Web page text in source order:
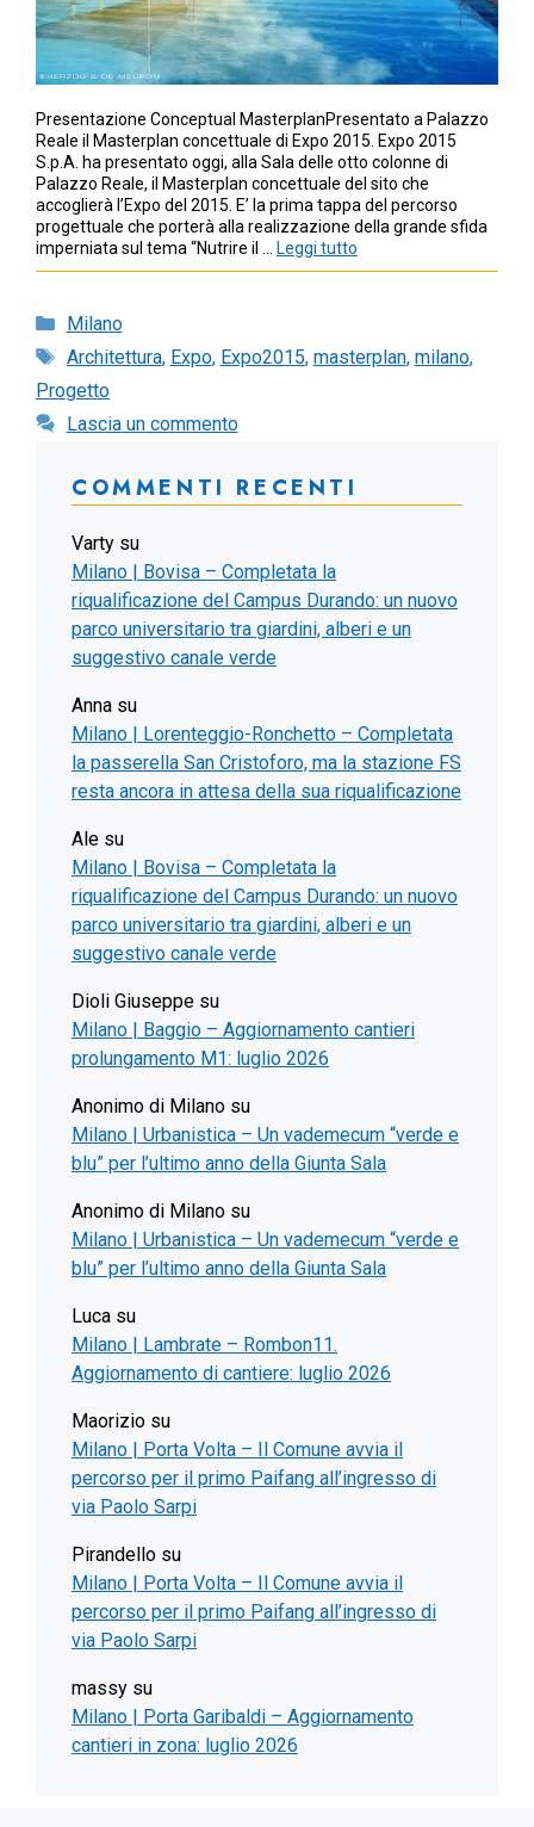
Presentazione Conceptual MasterplanPresentato a Palazzo
Reale il Masterplan concettuale di Expo 2015. Expo 2015
S.p.A. ha presentato oggi, alla Sala delle otto colonne di
Palazzo Reale, il Masterplan concettuale del sito che
accoglierà l’Expo del 2015. E’ la prima tappa del percorso
progettuale che porterà alla realizzazione della grande sfida
imperniata sul tema “Nutrire il …
Leggi tutto
Categorie
Milano
Tag
Architettura, Expo, Expo2015, masterplan, milano,
Progetto
Lascia un commento
COMMENTI RECENTI
Varty su
Milano | Bovisa – Completata la
riqualificazione del Campus Durando: un nuovo
parco universitario tra giardini, alberi e un
suggestivo canale verde
Anna su
Milano | Lorenteggio-Ronchetto – Completata
la passerella San Cristoforo, ma la stazione FS
resta ancora in attesa della sua riqualificazione
Ale su
Milano | Bovisa – Completata la
riqualificazione del Campus Durando: un nuovo
parco universitario tra giardini, alberi e un
suggestivo canale verde
Dioli Giuseppe su
Milano | Baggio – Aggiornamento cantieri
prolungamento M1: luglio 2026
Anonimo di Milano su
Milano | Urbanistica – Un vademecum “verde e
blu” per l’ultimo anno della Giunta Sala
Anonimo di Milano su
Milano | Urbanistica – Un vademecum “verde e
blu” per l’ultimo anno della Giunta Sala
Luca su
Milano | Lambrate – Rombon11.
Aggiornamento di cantiere: luglio 2026
Maorizio su
Milano | Porta Volta – Il Comune avvia il
percorso per il primo Paifang all’ingresso di
via Paolo Sarpi
Pirandello su
Milano | Porta Volta – Il Comune avvia il
percorso per il primo Paifang all’ingresso di
via Paolo Sarpi
massy su
Milano | Porta Garibaldi – Aggiornamento
cantieri in zona: luglio 2026